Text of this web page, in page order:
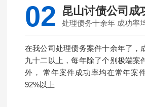
02 昆山讨债公司成
处理债务十余年 成功率
在我公司处理债务案件十余年了，
九十二以上，每年除了个别极端案
外， 常年案件成功率均在常年案
92%以上